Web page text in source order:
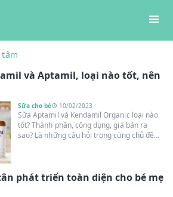
và Aptamil, loại nào tốt, nên
Sữa cho bé 10/02/2023
Sữa Aptamil và Kendamil Organic loại nào
tốt? Thành phần, công dụng, giá bán ra
sao? Là những câu hỏi trong cùng chủ đề
giải đáp hoàn toàn thắc mắc qua nội dung
bài viết so sánh sữa Kendamil và Aptamil
phát triển toàn diện cho bé mẹ